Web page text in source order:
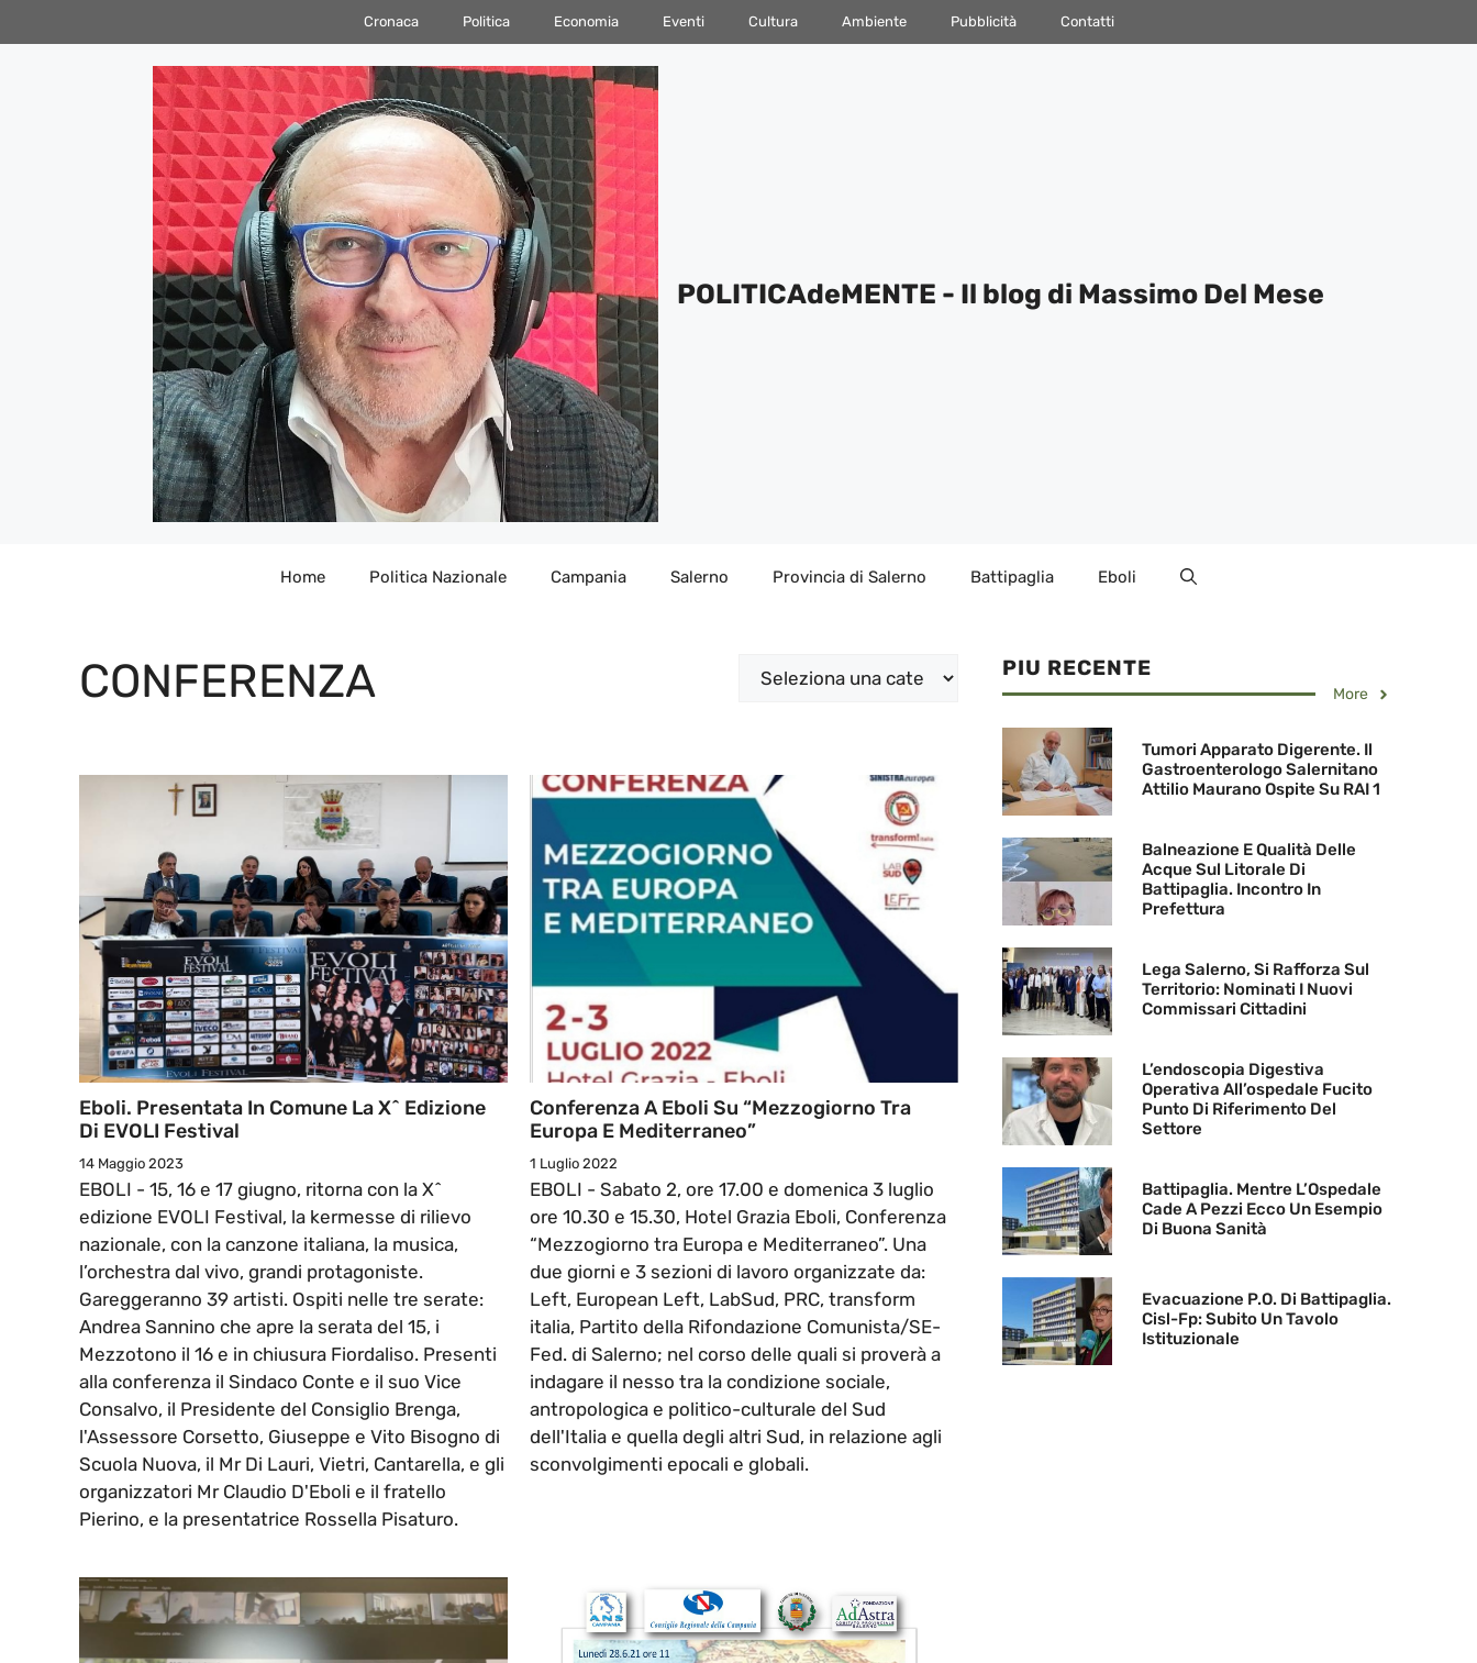
al
Cronaca Politica Economia Eventi Cultura Ambiente Pubblicità Contatti
POLITICAdeMENTE - Il blog di Massimo Del Mese
Home Politica Nazionale Campania Salerno Provincia di Salerno Battipaglia Eboli
CONFERENZA Categorie
Eboli. Presentata In Comune La X^ Edizione
Di EVOLI Festival
14 Maggio 2023
EBOLI - 15, 16 e 17 giugno, ritorna con la X^
edizione EVOLI Festival, la kermesse di rilievo
nazionale, con la canzone italiana, la musica,
l’orchestra dal vivo, grandi protagoniste.
Gareggeranno 39 artisti. Ospiti nelle tre serate:
Andrea Sannino che apre la serata del 15, i
Mezzotono il 16 e in chiusura Fiordaliso. Presenti
alla conferenza il Sindaco Conte e il suo Vice
Consalvo, il Presidente del Consiglio Brenga,
l'Assessore Corsetto, Giuseppe e Vito Bisogno di
Scuola Nuova, il Mr Di Lauri, Vietri, Cantarella, e gli
organizzatori Mr Claudio D'Eboli e il fratello
Pierino, e la presentatrice Rossella Pisaturo.
Conferenza A Eboli Su “Mezzogiorno Tra
Europa E Mediterraneo”
1 Luglio 2022
EBOLI - Sabato 2, ore 17.00 e domenica 3 luglio
ore 10.30 e 15.30, Hotel Grazia Eboli, Conferenza
“Mezzogiorno tra Europa e Mediterraneo”. Una
due giorni e 3 sezioni di lavoro organizzate da:
Left, European Left, LabSud, PRC, transform
italia, Partito della Rifondazione Comunista/SE-
Fed. di Salerno; nel corso delle quali si proverà a
indagare il nesso tra la condizione sociale,
antropologica e politico-culturale del Sud
dell'Italia e quella degli altri Sud, in relazione agli
sconvolgimenti epocali e globali.
PIU RECENTE
More
Tumori Apparato Digerente. Il
Gastroenterologo Salernitano
Attilio Maurano Ospite Su RAI 1
Balneazione E Qualità Delle
Acque Sul Litorale Di
Battipaglia. Incontro In
Prefettura
Lega Salerno, Si Rafforza Sul
Territorio: Nominati I Nuovi
Commissari Cittadini
L’endoscopia Digestiva
Operativa All’ospedale Fucito
Punto Di Riferimento Del
Settore
Battipaglia. Mentre L’Ospedale
Cade A Pezzi Ecco Un Esempio
Di Buona Sanità
Evacuazione P.O. Di Battipaglia.
Cisl-Fp: Subito Un Tavolo
Istituzionale